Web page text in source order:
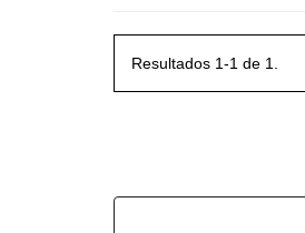
Resultados 1-1 de 1.